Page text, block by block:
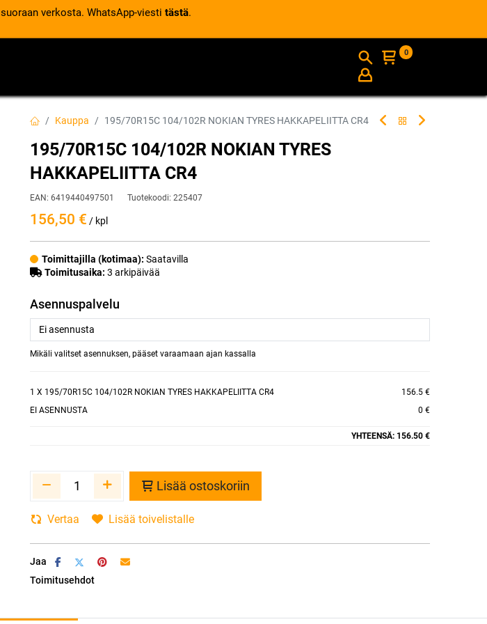
suoraan verkosta. WhatsApp-viesti tästä.
INFO
0
Kauppa 195/70R15C 104/102R NOKIAN TYRES HAKKAPELIITTA CR4
195/70R15C 104/102R NOKIAN TYRES
HAKKAPELIITTA CR4
EAN: 6419440497501 Tuotekoodi: 225407
156,50 € / kpl
Toimittajilla (kotimaa): Saatavilla
Toimitusaika: 3 arkipäivää
Asennuspalvelu
Mikäli valitset asennuksen, pääset varaamaan ajan kassalla
1 X 195/70R15C 104/102R NOKIAN TYRES HAKKAPELIITTA CR4
156.5 €
EI ASENNUSTA
0 €
YHTEENSÄ: 156.50 €
Lisää ostoskoriin
Vertaa Lisää toivelistalle
Jaa
Toimitusehdot